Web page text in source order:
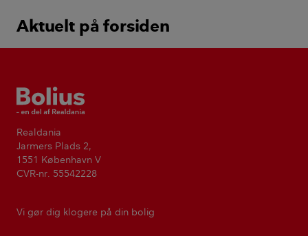
Aktuelt på forsiden
Bolius
Realdania
Jarmers Plads 2,
1551 København V
CVR-nr. 55542228
Vi gør dig klogere på din bolig